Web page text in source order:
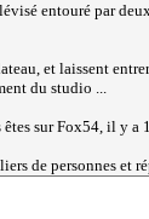
entouré par
et laissent
du studio ...
sur Fox54, il y a
de personnes et